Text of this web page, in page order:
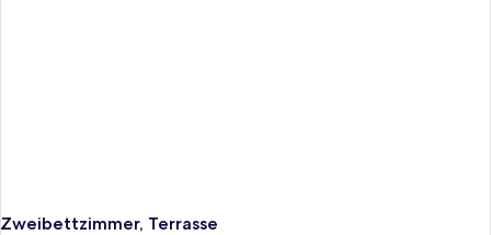
Zweibettzimmer, Terrasse